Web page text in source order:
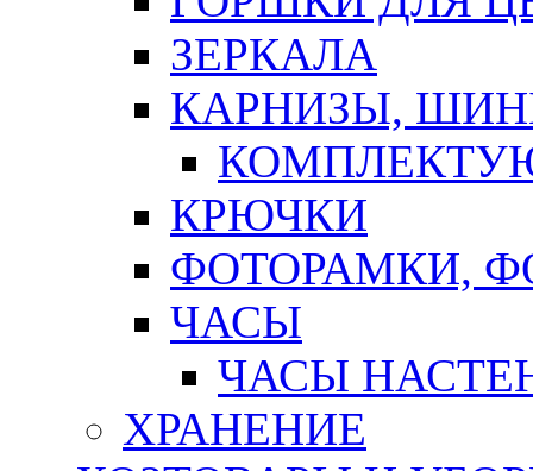
ЗЕРКАЛА
КАРНИЗЫ,
КРЮЧКИ
ФОТОРАМКИ,
ЧАСЫ
ЧАСЫ
ХРАНЕНИЕ